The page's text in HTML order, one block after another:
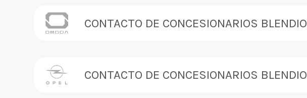
CONTACTO DE CONCESIONARIOS BLENDIO
CONTACTO DE CONCESIONARIOS BLENDIO